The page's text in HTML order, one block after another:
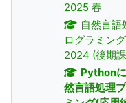
2025 春
自然言語
ログラミン
2024 (後期
Python
然言語処理